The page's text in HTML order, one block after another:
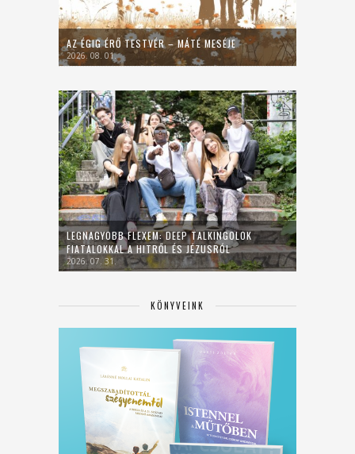
AZ ÉGIG ÉRŐ TESTVÉR – MÁTÉ MESÉJE
2026. 08. 01.
LEGNAGYOBB FLEXEM: DEEP TALKINGOLOK
FIATALOKKAL A HITRŐL ÉS JÉZUSRÓL
2026. 07. 31.
KÖNYVEINK